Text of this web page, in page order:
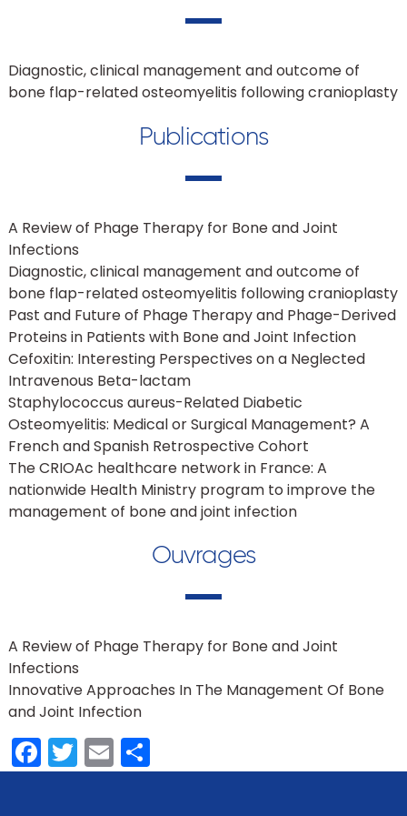
Diagnostic, clinical management and outcome of
bone flap-related osteomyelitis following cranioplasty
Publications
A Review of Phage Therapy for Bone and Joint
Infections
Diagnostic, clinical management and outcome of
bone flap-related osteomyelitis following cranioplasty
Past and Future of Phage Therapy and Phage-Derived
Proteins in Patients with Bone and Joint Infection
Cefoxitin: Interesting Perspectives on a Neglected
Intravenous Beta-lactam
Staphylococcus aureus-Related Diabetic
Osteomyelitis: Medical or Surgical Management? A
French and Spanish Retrospective Cohort
The CRIOAc healthcare network in France: A
nationwide Health Ministry program to improve the
management of bone and joint infection
Ouvrages
A Review of Phage Therapy for Bone and Joint
Infections
Innovative Approaches In The Management Of Bone
and Joint Infection
Facebook
Twitter
EmailPartager